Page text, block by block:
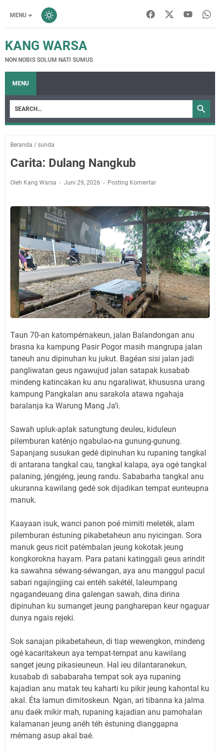
MENU
KANG WARSA
NON NOBIS SOLUM NATI SUMUS
MENU
Beranda / sunda
Carita: Dulang Nangkub
Oleh Kang Warsa Juni 29, 2026 Posting Komentar
Taun 70-an katompérnakeun, jalan Balandongan anu
brasna ka kampung Pasir Pogor masih mangrupa jalan
taneuh anu dipinuhan ku jukut. Bagéan sisi jalan jadi
pangliwatan geus ngawujud jalan satapak kusabab
mindeng katincakan ku anu ngaraliwat, khususna urang
kampung Pangkalan anu sarakola atawa ngahaja
baralanja ka Warung Mang Ja’i.
Sawah upluk-aplak satungtung deuleu, kiduleun
pilemburan katénjo ngabulao-na gunung-gunung.
Sapanjang susukan gedé dipinuhan ku rupaning tangkal
di antarana tangkal cau, tangkal kalapa, aya ogé tangkal
palaning, jéngjéng, jeung randu. Sababarha tangkal anu
ukuranna kawilang gedé sok dijadikan tempat eunteupna
manuk.
Kaayaan isuk, wanci panon poé mimiti meleték, alam
pilemburan éstuning pikabetaheun anu nyicingan. Sora
manuk geus ricit patémbalan jeung kokotak jeung
kongkorokna hayam. Para patani katinggali geus arindit
ka sawahna séwang-séwangan, aya anu manggul pacul
sabari ngajingjing cai entéh sakétél, laleumpang
ngagandeuang dina galengan sawah, dina dirina
dipinuhan ku sumanget jeung pangharepan keur ngaguar
dunya ngais rejeki.
Sok sanajan pikabetaheun, di tiap wewengkon, mindeng
ogé kacaritakeun aya tempat-tempat anu kawilang
sanget jeung pikasieuneun. Hal ieu dilantaranekun,
kusabab di sababaraha tempat sok aya rupaning
kajadian anu matak teu kaharti ku pikir jeung kahontal ku
akal. Éta lamun dimitoskeun. Ngan, ari tibanna ka jalma
anu daék mikir mah, rupaning kajadian anu pamohalan
kalamanan jeung anéh téh éstuning dianggapna
mémang asup akal baé.